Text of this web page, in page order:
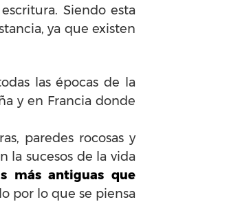
Siendo esta
ya que existen
las épocas de la
y en Francia donde
paredes rocosas y
la sucesos de la vida
más antiguas que
por lo que se piensa